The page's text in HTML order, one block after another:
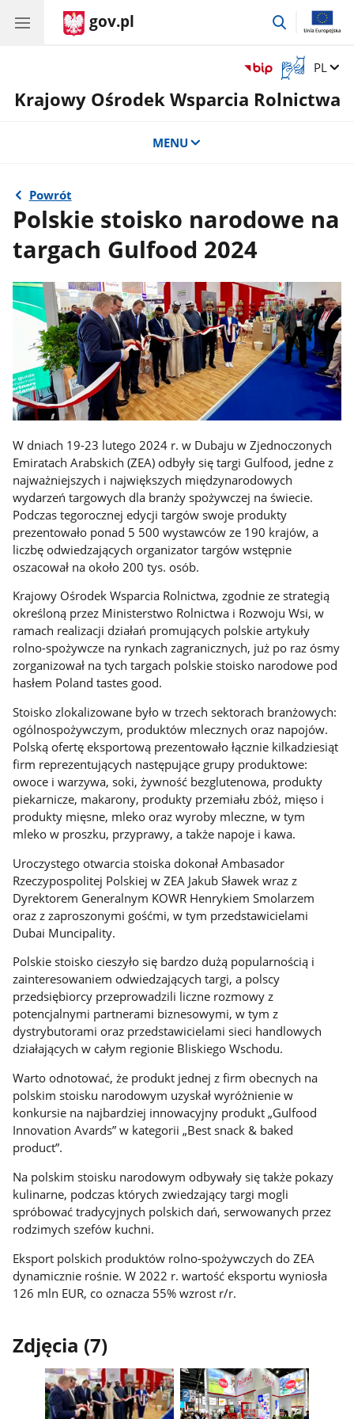
gov.pl
przejdź
Otwórz
okno
z
Zmień
PL
Krajowy Ośrodek Wsparcia Rolnictwa
MENU
Powrót
Polskie stoisko narodowe na
targach Gulfood 2024
W dniach 19-23 lutego 2024 r. w Dubaju w Zjednoczonych
Emiratach Arabskich (ZEA) odbyły się targi Gulfood, jedne z
najważniejszych i największych międzynarodowych
wydarzeń targowych dla branży spożywczej na świecie.
Podczas tegorocznej edycji targów swoje produkty
prezentowało ponad 5 500 wystawców ze 190 krajów, a
liczbę odwiedzających organizator targów wstępnie
oszacował na około 200 tys. osób.
Krajowy Ośrodek Wsparcia Rolnictwa, zgodnie ze strategią
określoną przez Ministerstwo Rolnictwa i Rozwoju Wsi, w
ramach realizacji działań promujących polskie artykuły
rolno-spożywcze na rynkach zagranicznych, już po raz ósmy
zorganizował na tych targach polskie stoisko narodowe pod
hasłem Poland tastes good.
Stoisko zlokalizowane było w trzech sektorach branżowych:
ogólnospożywczym, produktów mlecznych oraz napojów.
Polską ofertę eksportową prezentowało łącznie kilkadziesiąt
firm reprezentujących następujące grupy produktowe:
owoce i warzywa, soki, żywność bezglutenowa, produkty
piekarnicze, makarony, produkty przemiału zbóż, mięso i
produkty mięsne, mleko oraz wyroby mleczne, w tym
mleko w proszku, przyprawy, a także napoje i kawa.
Uroczystego otwarcia stoiska dokonał Ambasador
Rzeczypospolitej Polskiej w ZEA Jakub Sławek wraz z
Dyrektorem Generalnym KOWR Henrykiem Smolarzem
oraz z zaproszonymi gośćmi, w tym przedstawicielami
Dubai Muncipality.
Polskie stoisko cieszyło się bardzo dużą popularnością i
zainteresowaniem odwiedzających targi, a polscy
przedsiębiorcy przeprowadzili liczne rozmowy z
potencjalnymi partnerami biznesowymi, w tym z
dystrybutorami oraz przedstawicielami sieci handlowych
działających w całym regionie Bliskiego Wschodu.
Warto odnotować, że produkt jednej z firm obecnych na
polskim stoisku narodowym uzyskał wyróżnienie w
konkursie na najbardziej innowacyjny produkt „Gulfood
Innovation Avards” w kategorii „Best snack & baked
product”.
Na polskim stoisku narodowym odbywały się także pokazy
kulinarne, podczas których zwiedzający targi mogli
spróbować tradycyjnych polskich dań, serwowanych przez
rodzimych szefów kuchni.
Eksport polskich produktów rolno-spożywczych do ZEA
dynamicznie rośnie. W 2022 r. wartość eksportu wyniosła
126 mln EUR, co oznacza 55% wzrost r/r.
Zdjęcia (7)